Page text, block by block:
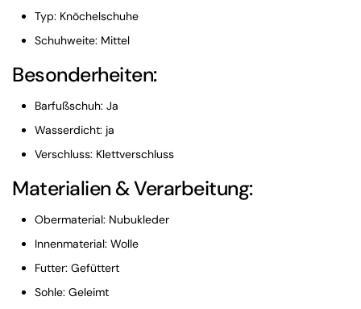
Typ: Knöchelschuhe
Schuhweite: Mittel
Besonderheiten:
Barfußschuh: Ja
Wasserdicht: ja
Verschluss: Klettverschluss
Materialien & Verarbeitung:
Obermaterial: Nubukleder
Innenmaterial: Wolle
Futter: Gefüttert
Sohle: Geleimt